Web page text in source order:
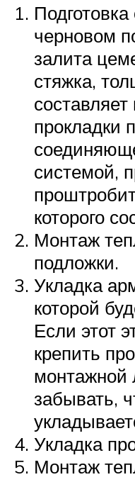
черновом
залита
стяжка,
прокладки
системой,
которого
Монтаж
подложки.
Укладка
которой
Если этот
крепить
монтажной
забывать,
Укладка
Монтаж